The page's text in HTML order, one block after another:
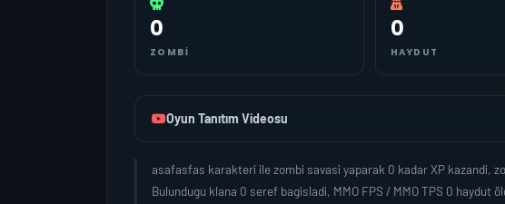
0
ZOMBI
0
HAYDUT
Oyun Tanıtım Videosu
asafasfas karakteri ile zombi savasi yaparak 0 kadar XP kazandi,
Bulundugu klana 0 seref bagisladi, MMO FPS / MMO TPS 0